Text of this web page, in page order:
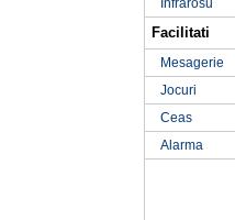
Infrarosu
Facilitati
Mesagerie
Jocuri
Ceas
Alarma